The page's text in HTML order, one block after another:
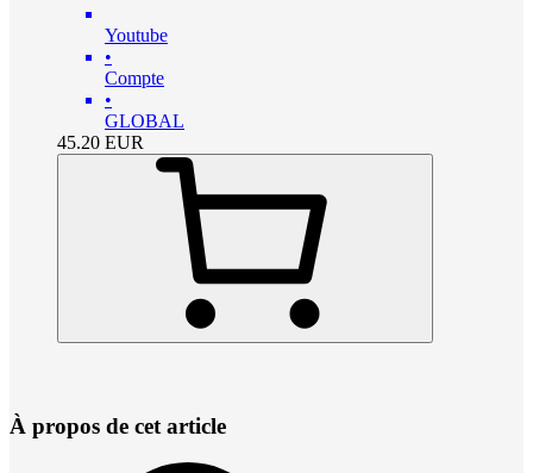
Youtube
•
Compte
•
GLOBAL
45.20 EUR
À propos de cet article